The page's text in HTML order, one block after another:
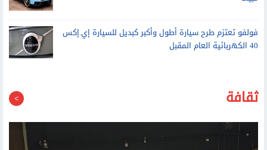
40 الكهربائية العام المقبل
ثقافة